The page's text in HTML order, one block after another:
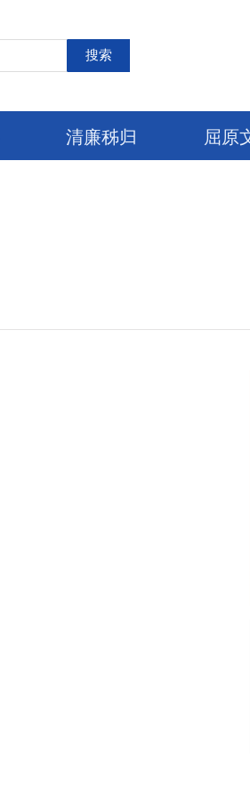
搜索
清廉秭归 屈原